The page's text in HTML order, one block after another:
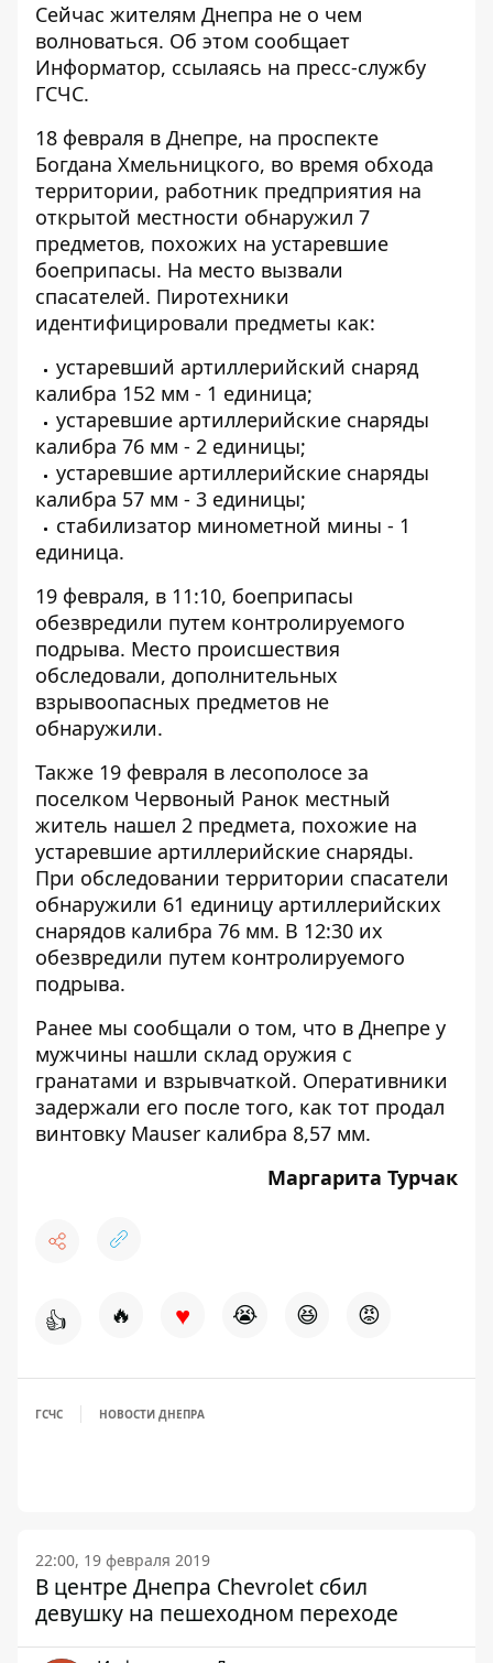
Сейчас жителям Днепра не о чем
волноваться. Об этом сообщает
Информатор, ссылаясь на пресс-службу
ГСЧС.
18 февраля в Днепре, на проспекте
Богдана Хмельницкого, во время обхода
территории, работник предприятия на
открытой местности обнаружил 7
предметов, похожих на устаревшие
боеприпасы. На место вызвали
спасателей. Пиротехники
идентифицировали предметы как:
устаревший артиллерийский снаряд
калибра 152 мм - 1 единица;
устаревшие артиллерийские снаряды
калибра 76 мм - 2 единицы;
устаревшие артиллерийские снаряды
калибра 57 мм - 3 единицы;
стабилизатор минометной мины - 1
единица.
19 февраля, в 11:10, боеприпасы
обезвредили путем контролируемого
подрыва. Место происшествия
обследовали, дополнительных
взрывоопасных предметов не
обнаружили.
Также 19 февраля в лесополосе за
поселком Червоный Ранок местный
житель нашел 2 предмета, похожие на
устаревшие артиллерийские снаряды.
При обследовании территории спасатели
обнаружили 61 единицу артиллерийских
снарядов калибра 76 мм. В 12:30 их
обезвредили путем контролируемого
подрыва.
Ранее мы сообщали о том, что в Днепре у
мужчины нашли склад оружия с
гранатами и взрывчаткой. Оперативники
задержали его после того, как тот продал
винтовку Mauser калибра 8,57 мм.
Маргарита Турчак
👍 🔥 ♥ 😭 😆 😡
ГСЧС НОВОСТИ ДНЕПРА
22:00, 19 февраля 2019
В центре Днепра Chevrolet сбил
девушку на пешеходном переходе